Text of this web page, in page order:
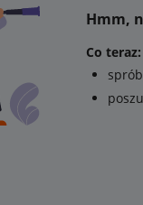
Hmm,
Co teraz: